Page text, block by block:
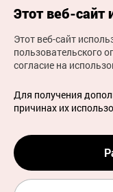
(с) Национальная
права защищены
Для извещения об
работой веб-
официальный
russian@knto.or.kr
Этот веб-сайт
Этот веб-сайт
пользовательского
согласие на
Для получения
причинах их